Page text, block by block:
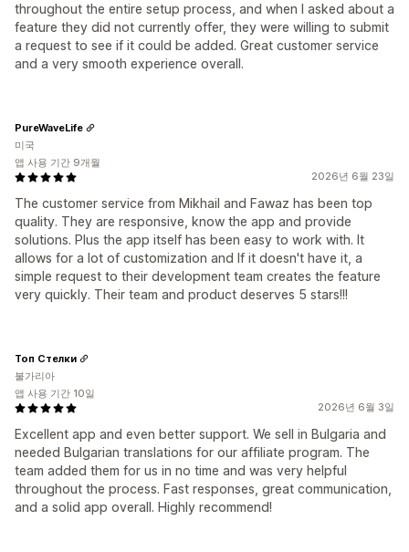
throughout the entire setup process, and when I asked about a
feature they did not currently offer, they were willing to submit
a request to see if it could be added. Great customer service
and a very smooth experience overall.
2026년 6월 23일
The customer service from Mikhail and Fawaz has been top
quality. They are responsive, know the app and provide
solutions. Plus the app itself has been easy to work with. It
allows for a lot of customization and If it doesn't have it, a
simple request to their development team creates the feature
very quickly. Their team and product deserves 5 stars!!!
PureWaveLife
미국
앱 사용 기간 9개월
2026년 6월 3일
Excellent app and even better support. We sell in Bulgaria and
needed Bulgarian translations for our affiliate program. The
team added them for us in no time and was very helpful
throughout the process. Fast responses, great communication,
and a solid app overall. Highly recommend!
Топ Стелки
불가리아
앱 사용 기간 10일